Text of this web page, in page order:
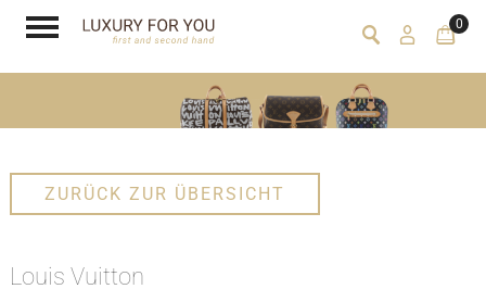
0
ZURÜCK ZUR ÜBERSICHT
Louis Vuitton